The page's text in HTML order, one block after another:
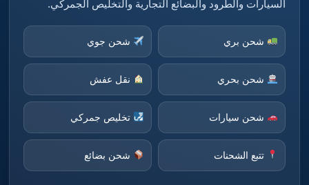
السيارات والطرود والبضائع التجارية والتخليص الجمركي.
شحن بري شحن جوي
شحن بحري نقل عفش
شحن سيارات تخليص جمركي
تتبع الشحنات شحن بضائع